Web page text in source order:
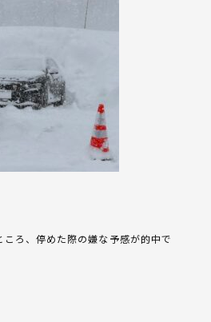
ろ、停めた際の嫌な予感が的中で